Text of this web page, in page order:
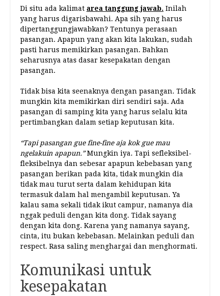
Di situ ada kalimat area tanggung jawab. Inilah
yang harus digarisbawahi. Apa sih yang harus
dipertanggungjawabkan? Tentunya perasaan
pasangan. Apapun yang akan kita lakukan, sudah
pasti harus memikirkan pasangan. Bahkan
seharusnya atas dasar kesepakatan dengan
pasangan.
Tidak bisa kita seenaknya dengan pasangan. Tidak
mungkin kita memikirkan diri sendiri saja. Ada
pasangan di samping kita yang harus selalu kita
pertimbangkan dalam setiap keputusan kita.
“Tapi pasangan gue fine-fine aja kok gue mau
ngelakuin apapun.”Mungkin iya. Tapi sefleksibel-
fleksibelnya dan sebesar apapun kebebasan yang
pasangan berikan pada kita, tidak mungkin dia
tidak mau turut serta dalam kehidupan kita
termasuk dalam hal mengambil keputusan. Ya
kalau sama sekali tidak ikut campur, namanya dia
nggak peduli dengan kita dong. Tidak sayang
dengan kita dong. Karena yang namanya sayang,
cinta, itu bukan kebebasan. Melainkan peduli dan
respect. Rasa saling menghargai dan menghormati.
Komunikasi untuk
kesepakatan